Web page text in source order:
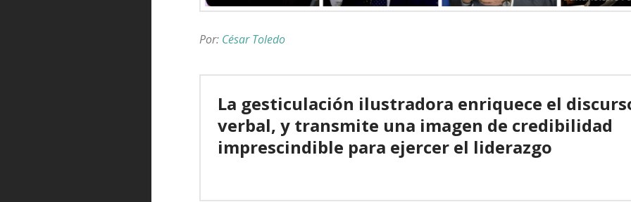
Por: César Toledo
La gesticulación ilustradora enriquece el
verbal, y transmite una imagen de credibilidad
imprescindible para ejercer el liderazgo